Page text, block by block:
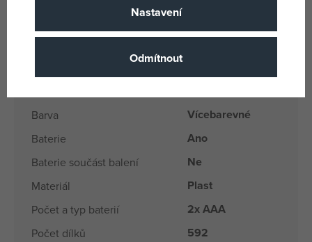
Parametry
Barva Vícebarevné
Baterie Ano
Baterie součást balení Ne
Materiál Plast
Počet a typ baterií 2x AAA
Počet dílků 592
Nastavení
Odmítnout